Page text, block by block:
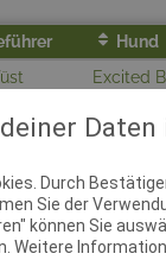
Daten
Durch
Sie der
können Sie
Weitere
Hund
Excited
Sissy
Oregano